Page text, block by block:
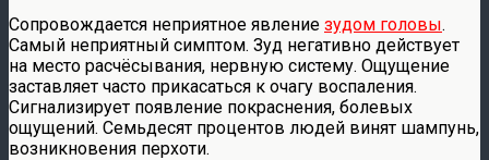
Сопровождается неприятное явление зудом головы.
Самый неприятный симптом. Зуд негативно действует
на место расчёсывания, нервную систему. Ощущение
заставляет часто прикасаться к очагу воспаления.
Сигнализирует появление покраснения, болевых
ощущений. Семьдесят процентов людей винят шампунь,
возникновения перхоти.